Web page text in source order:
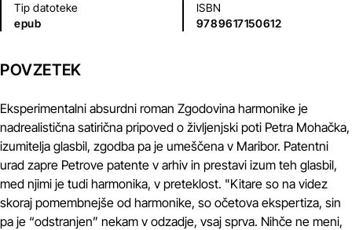
Tip datoteke
epub
ISBN
9789617150612
POVZETEK
Eksperimentalni absurdni roman Zgodovina harmonike je
nadrealistična satirična pripoved o življenjski poti Petra Mohačka,
izumitelja glasbil, zgodba pa je umeščena v Maribor. Patentni
urad zapre Petrove patente v arhiv in prestavi izum teh glasbil,
med njimi je tudi harmonika, v preteklost. "Kitare so na videz
skoraj pomembnejše od harmonike, so očetova ekspertiza, sin
pa je “odstranjen” nekam v odzadje, vsaj sprva. Nihče ne meni,